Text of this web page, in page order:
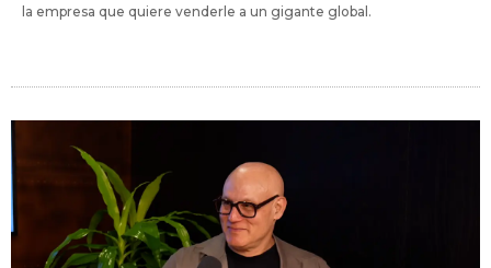
la empresa que quiere venderle a un gigante global.